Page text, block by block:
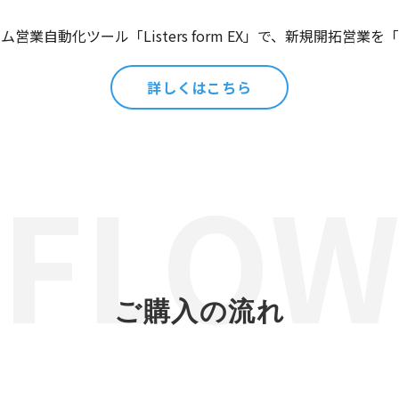
営業自動化ツール「Listers form EX」で、新規開拓営業を
詳しくはこちら
ご購入の流れ